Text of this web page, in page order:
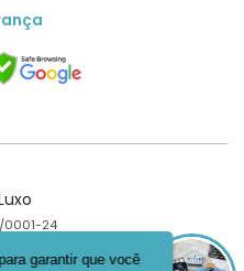
garantir que você
0001-24